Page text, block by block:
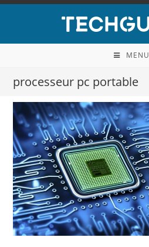
MENU
processeur pc portable